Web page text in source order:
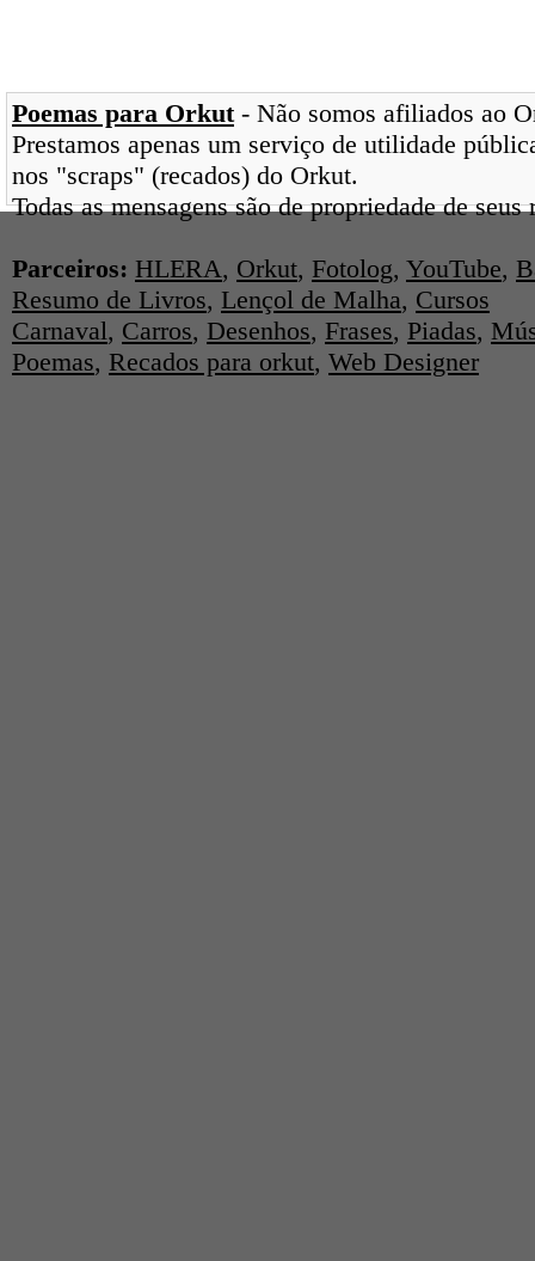
Poemas para Orkut- Não somos afiliados ao
Prestamos apenas um serviço de utilidade
nos "scraps" (recados) do Orkut.
Todas as mensagens são de propriedade de
Parceiros: HLERA, Orkut, Fotolog, YouTube,
Resumo de Livros, Lençol de Malha, Cursos
Carnaval, Carros, Desenhos, Frases, Piadas,
Poemas, Recados para orkut, Web Designer